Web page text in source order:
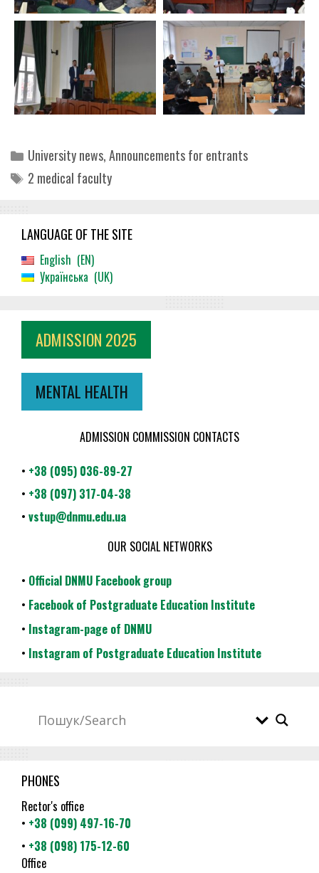
Categories
University news,Announcements for entrants
Tags
2 medical faculty
LANGUAGE OF THE SITE
English
EN
Українська
UK
ADMISSION 2025
MENTAL HEALTH
ADMISSION COMMISSION CONTACTS
• +38 (095) 036-89-27
• +38 (097) 317-04-38
• vstup@dnmu.edu.ua
OUR SOCIAL NETWORKS
• Official DNMU Facebook group
• Facebook of Postgraduate Education Institute
• Instagram-page of DNMU
• Instagram of Postgraduate Education Institute
PHONES
Rector's office
• +38 (099) 497-16-70
• +38 (098) 175-12-60
Office